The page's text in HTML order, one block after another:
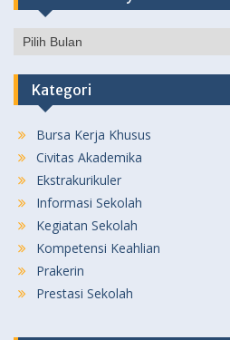
Pos
Kategori
Bursa Kerja Khusus
Civitas Akademika
Ekstrakurikuler
Informasi Sekolah
Kegiatan Sekolah
Kompetensi Keahlian
Prakerin
Prestasi Sekolah